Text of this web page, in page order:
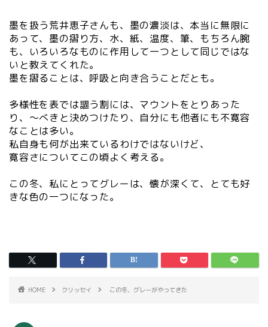
墨を扱う荒井恵子さんも、墨の濃淡は、本当に無限に
あって、墨の摺り方、水、紙、温度、筆、もちろん腕
も、いろいろなものに作用して一つとして同じではな
いと教えてくれた。
墨を摺ることは、呼吸と向き合うことだとも。
多様性を表では謳う割には、マウントをとりあった
り、～べきと決めつけたり、自分にも他者にも不寛容
なことは多い。
私自身も何が出来ているわけではないけど、
寛容さについてこの頃よく考える。
この冬、私にとってグレーは、懐が深くて、とても好
きな色の一つになった。
HOME クリッセイ この冬、グレーがやってきた